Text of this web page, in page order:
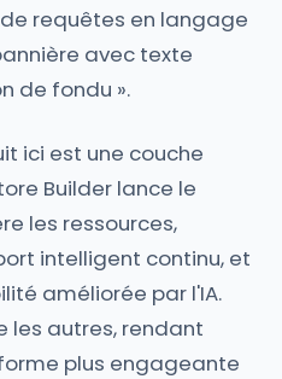
requêtes en langage
avec texte
de fondu ».
ici est une couche
Builder lance le
les ressources,
intelligent continu, et
améliorée par l'IA.
les autres, rendant
plus engageante